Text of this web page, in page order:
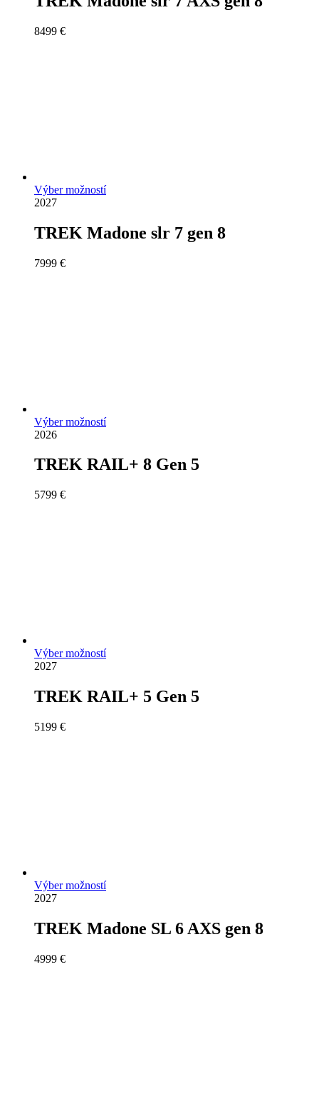
8499 €
Výber možností
2027
TREK Madone slr 7 gen 8
7999 €
Výber možností
2026
TREK RAIL+ 8 Gen 5
5799 €
Výber možností
2027
TREK RAIL+ 5 Gen 5
5199 €
Výber možností
2027
TREK Madone SL 6 AXS gen 8
4999 €